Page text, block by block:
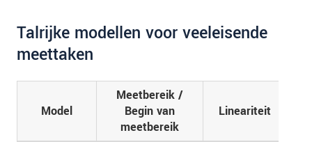
Talrijke modellen voor veeleisende
meettaken
Model
Meetbereik /
Begin van
meetbereik
Lineariteit